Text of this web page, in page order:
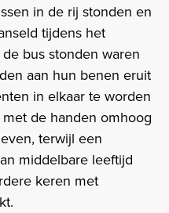
in de rij stonden en
tijdens het
bus stonden waren
aan hun benen eruit
in elkaar te worden
de handen omhoog
terwijl een
middelbare leeftijd
keren met